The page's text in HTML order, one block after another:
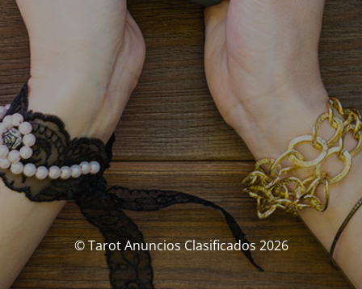
© Tarot Anuncios Clasificados 2026